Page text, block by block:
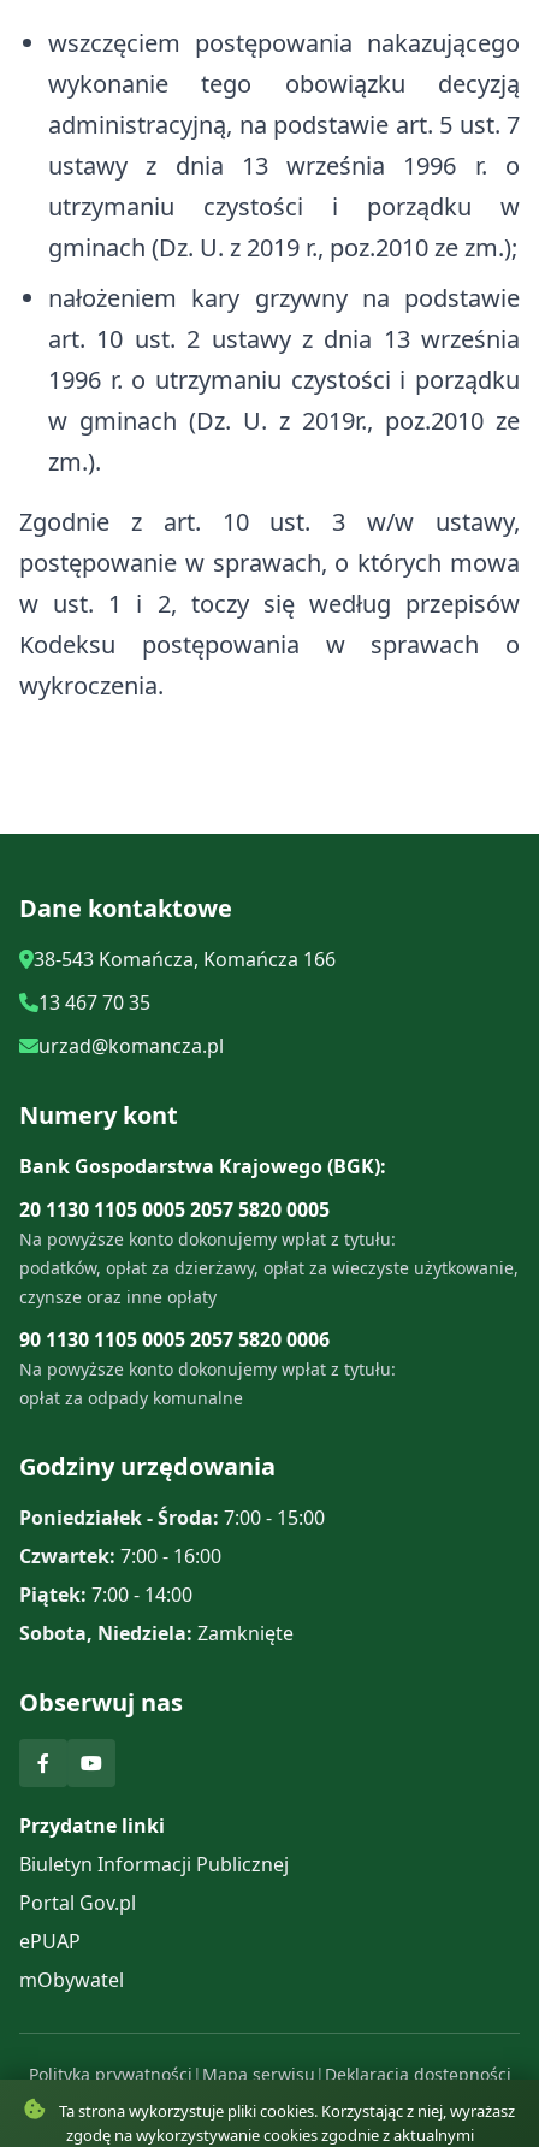
wszczęciem postępowania nakazującego
wykonanie tego obowiązku decyzją
administracyjną, na podstawie art. 5 ust. 7
ustawy z dnia 13 września 1996 r. o
utrzymaniu czystości i porządku w
gminach (Dz. U. z 2019 r., poz.2010 ze zm.);
nałożeniem kary grzywny na podstawie
art. 10 ust. 2 ustawy z dnia 13 września
1996 r. o utrzymaniu czystości i porządku
w gminach (Dz. U. z 2019r., poz.2010 ze
zm.).
Zgodnie z art. 10 ust. 3 w/w ustawy,
postępowanie w sprawach, o których mowa
w ust. 1 i 2, toczy się według przepisów
Kodeksu postępowania w sprawach o
wykroczenia.
Dane kontaktowe
38-543 Komańcza, Komańcza 166
13 467 70 35
urzad@komancza.pl
Numery kont
Bank Gospodarstwa Krajowego (BGK):
20 1130 1105 0005 2057 5820 0005
Na powyższe konto dokonujemy wpłat z tytułu:
podatków, opłat za dzierżawy, opłat za wieczyste użytkowanie,
czynsze oraz inne opłaty
90 1130 1105 0005 2057 5820 0006
Na powyższe konto dokonujemy wpłat z tytułu:
opłat za odpady komunalne
Godziny urzędowania
Poniedziałek - Środa: 7:00 - 15:00
Czwartek: 7:00 - 16:00
Piątek: 7:00 - 14:00
Sobota, Niedziela: Zamknięte
Obserwuj nas
Przydatne linki
Biuletyn Informacji Publicznej
Portal Gov.pl
ePUAP
mObywatel
Polityka prywatności | Mapa serwisu | Deklaracja dostępności
© 2025 Urząd Gminy Komańcza. Wszelkie prawa zastrzeżone.
Ta strona wykorzystuje pliki cookies. Korzystając z niej, wyrażasz
zgodę na wykorzystywanie cookies zgodnie z aktualnymi